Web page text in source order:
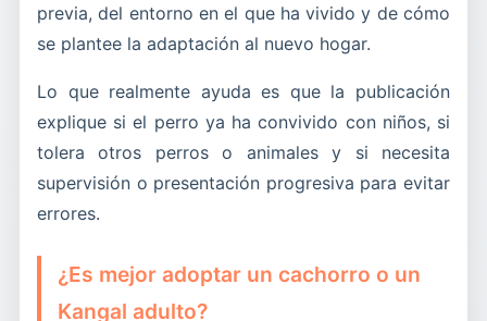
previa, del entorno en el que ha vivido y de cómo
se plantee la adaptación al nuevo hogar.
Lo que realmente ayuda es que la publicación
explique si el perro ya ha convivido con niños, si
tolera otros perros o animales y si necesita
supervisión o presentación progresiva para evitar
errores.
¿Es mejor adoptar un cachorro o un
Kangal adulto?